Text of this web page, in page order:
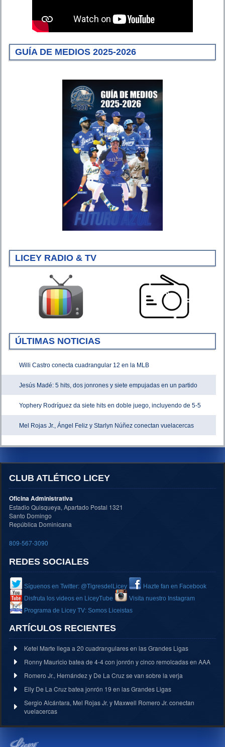
GUÍA DE MEDIOS 2025-2026
LICEY RADIO & TV
ÚLTIMAS NOTICIAS
Willi Castro conecta cuadrangular 12 en la MLB
Jesús Madé: 5 hits, dos jonrones y siete empujadas en un partido
Yophery Rodríguez da siete hits en doble juego, incluyendo de 5-5
Mel Rojas Jr., Ángel Feliz y Starlyn Núñez conectan vuelacercas
CLUB ATLÉTICO LICEY
Oficina Administrativa
Estadio Quisqueya, Apartado Postal 1321
Santo Domingo
República Dominicana
809-567-3090
REDES SOCIALES
Síguenos en Twitter: @TigresdelLicey
Hazte fan en Facebook
Disfruta los videos en LiceyTube
Visita nuestro Instagram
Programa de Licey TV: Somos Liceistas
ARTÍCULOS RECIENTES
Ketel Marte llega a 20 cuadrangulares en las Grandes Ligas
Ronny Mauricio batea de 4-4 con jonrón y cinco remolcadas en AAA
Romero Jr., Hernández y De La Cruz se van sobre la verja
Elly De La Cruz batea jonrón 19 en las Grandes Ligas
Sergio Alcántara, Mel Rojas Jr. y Maxwell Romero Jr. conectan
vuelacercas